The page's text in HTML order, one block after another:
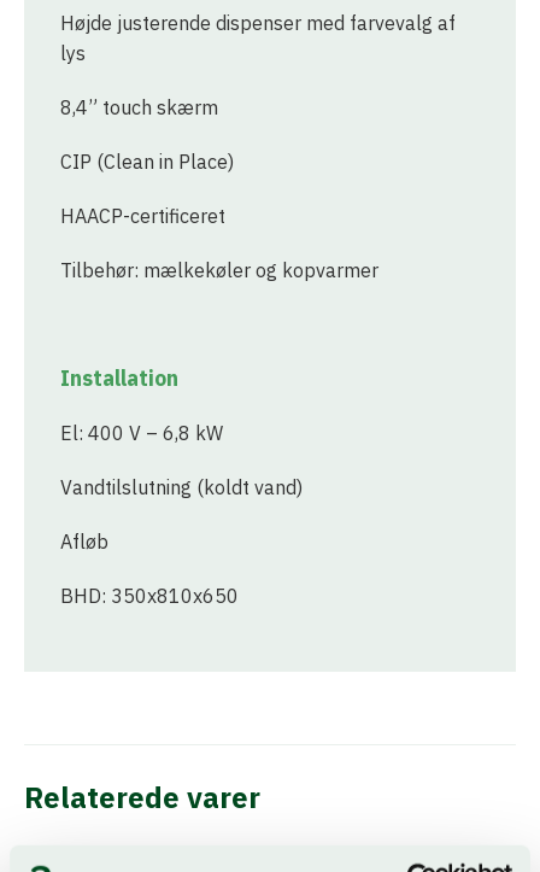
Højde justerende dispenser med farvevalg af
lys
8,4” touch skærm
CIP (Clean in Place)
HAACP-certificeret
Tilbehør: mælkekøler og kopvarmer
Installation
El: 400 V – 6,8 kW
Vandtilslutning (koldt vand)
Afløb
BHD: 350x810x650
Relaterede varer